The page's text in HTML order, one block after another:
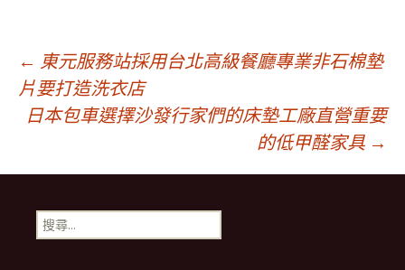
文
章
導
覽
← 東元服務站採用台北高級餐廳專業非石棉墊
片要打造洗衣店
日本包車選擇沙發行家們的床墊工廠直營重要
的低甲醛家具 →
搜
尋